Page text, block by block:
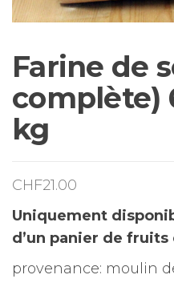
Farine de
complète)
kg
CHF21.00
Uniquement
d’un panier de
provenance: moulin